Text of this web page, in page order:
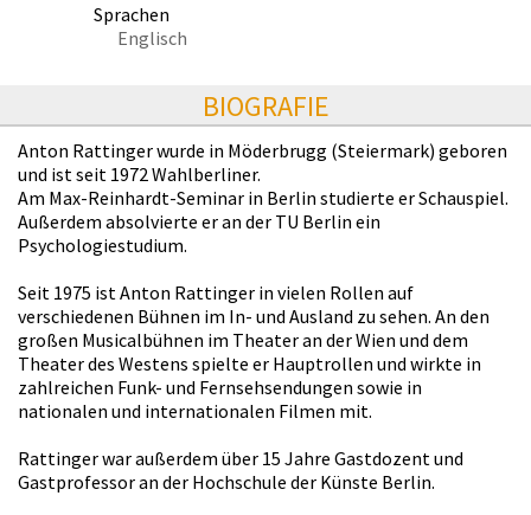
Sprachen
Englisch
BIOGRAFIE
Anton Rattinger wurde in Möderbrugg (Steiermark) geboren
und ist seit 1972 Wahlberliner.
Am Max-Reinhardt-Seminar in Berlin studierte er Schauspiel.
Außerdem absolvierte er an der TU Berlin ein
Psychologiestudium.
Seit 1975 ist Anton Rattinger in vielen Rollen auf
verschiedenen Bühnen im In- und Ausland zu sehen. An den
großen Musicalbühnen im Theater an der Wien und dem
Theater des Westens spielte er Hauptrollen und wirkte in
zahlreichen Funk- und Fernsehsendungen sowie in
nationalen und internationalen Filmen mit.
Rattinger war außerdem über 15 Jahre Gastdozent und
Gastprofessor an der Hochschule der Künste Berlin.